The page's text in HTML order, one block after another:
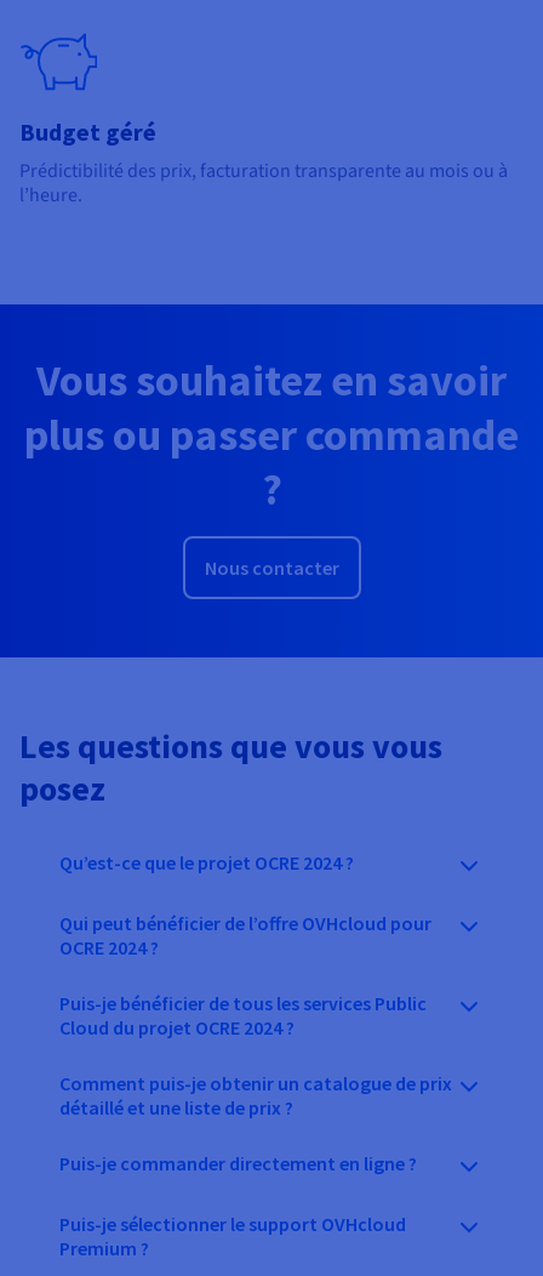
Budget géré
Prédictibilité des prix, facturation transparente au mois ou à
l’heure.
Vous souhaitez en savoir
plus ou passer commande
?
Nous contacter
Les questions que vous vous
posez
Qu’est-ce que le projet OCRE 2024 ?
Qui peut bénéficier de l’offre OVHcloud pour
OCRE 2024 ?
Puis-je bénéficier de tous les services Public
Cloud du projet OCRE 2024 ?
Comment puis-je obtenir un catalogue de prix
détaillé et une liste de prix ?
Puis-je commander directement en ligne ?
Puis-je sélectionner le support OVHcloud
Premium ?